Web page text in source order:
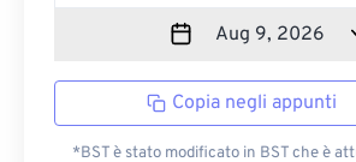
Copia negli appunti
*BST è stato modificato in BST che è